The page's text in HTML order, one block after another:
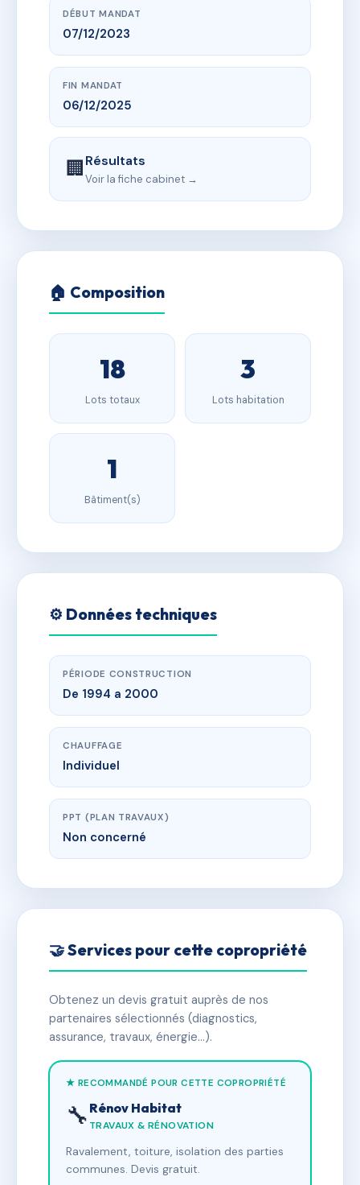
DÉBUT MANDAT
07/12/2023
FIN MANDAT
06/12/2025
🏢Résultats
Voir la fiche cabinet →
🏠 Composition
18
Lots totaux
3
Lots habitation
1
Bâtiment(s)
⚙️ Données techniques
PÉRIODE CONSTRUCTION
De 1994 a 2000
CHAUFFAGE
Individuel
PPT (PLAN TRAVAUX)
Non concerné
🤝 Services pour cette copropriété
Obtenez un devis gratuit auprès de nos
partenaires sélectionnés (diagnostics,
assurance, travaux, énergie…).
★ RECOMMANDÉ POUR CETTE COPROPRIÉTÉ
🔧 Rénov Habitat
TRAVAUX & RÉNOVATION
Ravalement, toiture, isolation des parties
communes. Devis gratuit.